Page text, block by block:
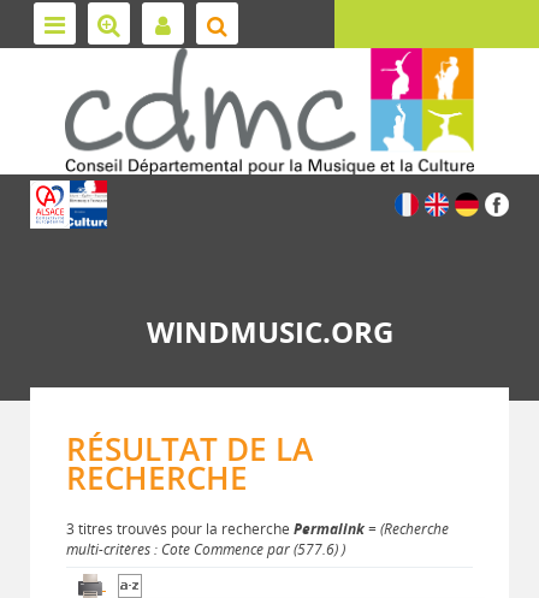
WINDMUSIC.ORG
RÉSULTAT DE LA
RECHERCHE
3 titres trouvés pour la recherche Permalink= (Recherche
multi-critères : Cote Commence par (577.6) )